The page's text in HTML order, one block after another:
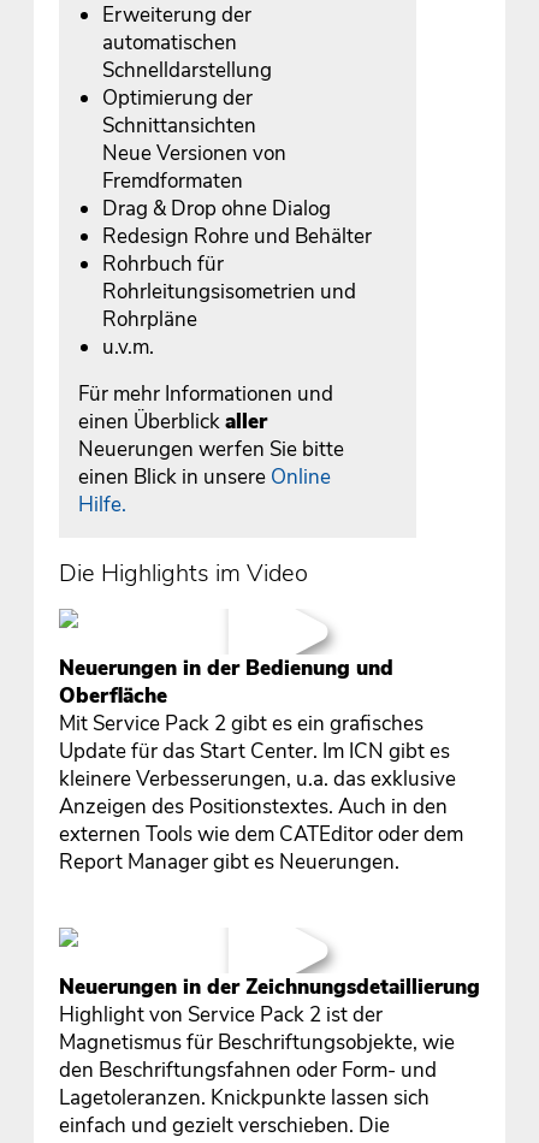
Erweiterung der
automatischen
Schnelldarstellung
Optimierung der
Schnittansichten
Neue Versionen von
Fremdformaten
Drag & Drop ohne Dialog
Redesign Rohre und Behälter
Rohrbuch für
Rohrleitungsisometrien und
Rohrpläne
u.v.m.
Für mehr Informationen und
einen Überblickaller
Neuerungen werfen Sie bitte
einen Blick in unsere Online
Hilfe.
Die Highlights im Video
Neuerungen in der Bedienung und
Oberfläche
Mit Service Pack 2 gibt es ein grafisches
Update für das Start Center. Im ICN gibt es
kleinere Verbesserungen, u.a. das exklusive
Anzeigen des Positionstextes. Auch in den
externen Tools wie dem CATEditor oder dem
Report Manager gibt es Neuerungen.
Neuerungen in der Zeichnungsdetaillierung
Highlight von Service Pack 2 ist der
Magnetismus für Beschriftungsobjekte, wie
den Beschriftungsfahnen oder Form- und
Lagetoleranzen. Knickpunkte lassen sich
einfach und gezielt verschieben. Die